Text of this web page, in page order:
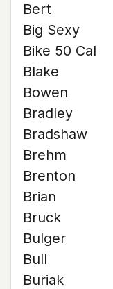
Bert
Big Sexy
Bike 50 Cal
Blake
Bowen
Bradley
Bradshaw
Brehm
Brenton
Brian
Bruck
Bulger
Bull
Buriak